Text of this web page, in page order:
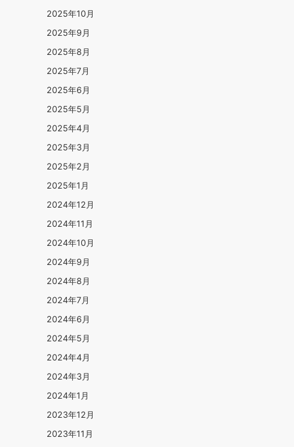
2025年10月
2025年9月
2025年8月
2025年7月
2025年6月
2025年5月
2025年4月
2025年3月
2025年2月
2025年1月
2024年12月
2024年11月
2024年10月
2024年9月
2024年8月
2024年7月
2024年6月
2024年5月
2024年4月
2024年3月
2024年1月
2023年12月
2023年11月